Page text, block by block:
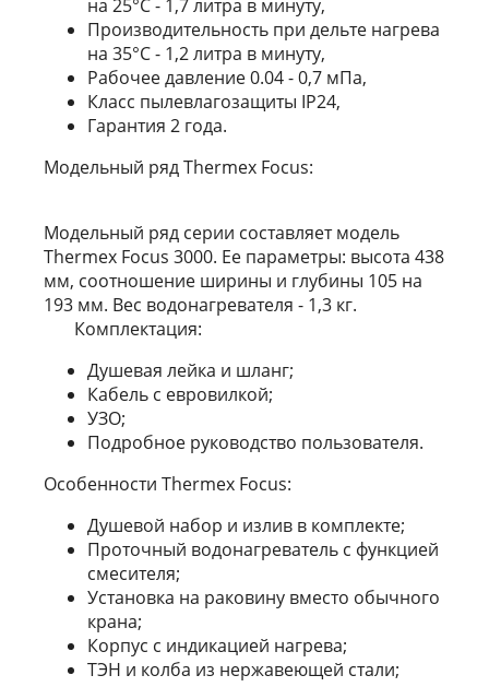
на 25°С - 1,7 литра в минуту,
Производительность при дельте нагрева
на 35°С - 1,2 литра в минуту,
Рабочее давление 0.04 - 0,7 мПа,
Класс пылевлагозащиты IP24,
Гарантия 2 года.
Модельный ряд Thermex Focus:
Модельный ряд серии составляет модель
Thermex Focus 3000. Ее параметры: высота 438
мм, соотношение ширины и глубины 105 на
193 мм. Вес водонагревателя - 1,3 кг.
Комплектация:
Душевая лейка и шланг;
Кабель с евровилкой;
УЗО;
Подробное руководство пользователя.
Особенности Thermex Focus:
Душевой набор и излив в комплекте;
Проточный водонагреватель с функцией
смесителя;
Установка на раковину вместо обычного
крана;
Корпус с индикацией нагрева;
ТЭН и колба из нержавеющей стали;